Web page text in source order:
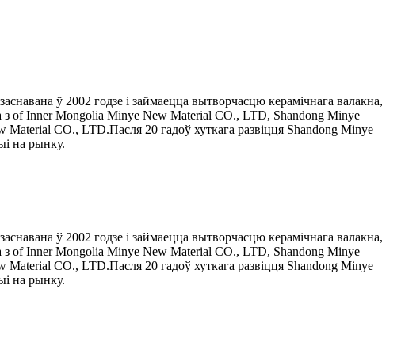
ў 2002 годзе і займаецца вытворчасцю керамічнага валакна,
з of Inner Mongolia Minye New Material CO., LTD, Shandong Minye
CO., LTD.Пасля 20 гадоў хуткага развіцця Shandong Minye
на рынку.
ў 2002 годзе і займаецца вытворчасцю керамічнага валакна,
з of Inner Mongolia Minye New Material CO., LTD, Shandong Minye
CO., LTD.Пасля 20 гадоў хуткага развіцця Shandong Minye
на рынку.